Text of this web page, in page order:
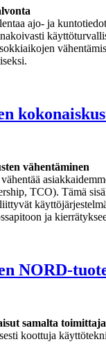
ajo- ja
vähentäminen
TCO). Tämä
ja
NORD-
samalta
koottuja